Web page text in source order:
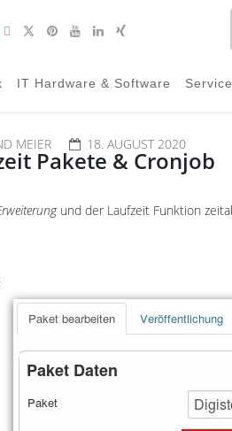
IT Hardware & Software
MEIER 18. AUGUST 2020
Pakete & Cronjob
und der Laufzeit Funktion